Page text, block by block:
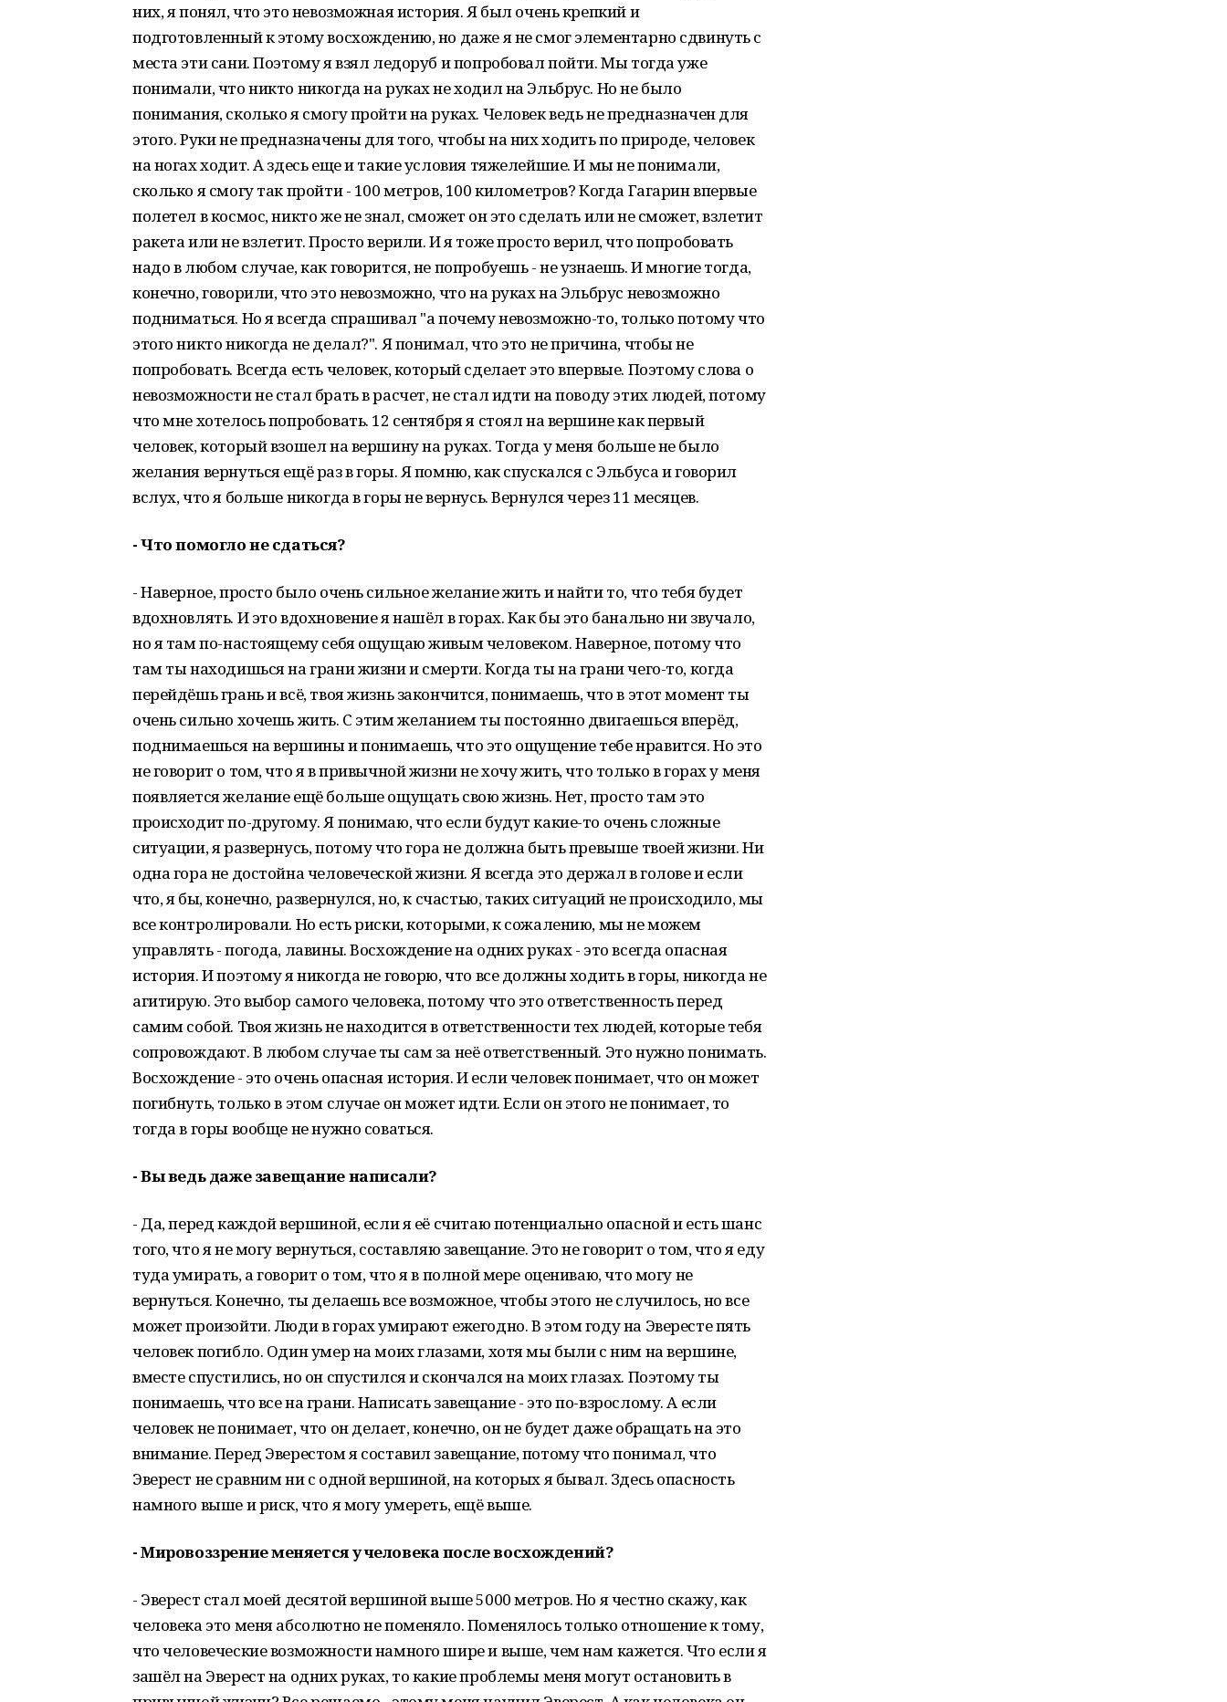
них, я понял, что это невозможная история. Я был очень крепкий и
подготовленный к этому восхождению, но даже я не смог элементарно сдвинуть с
места эти сани. Поэтому я взял ледоруб и попробовал пойти. Мы тогда уже
понимали, что никто никогда на руках не ходил на Эльбрус. Но не было
понимания, сколько я смогу пройти на руках. Человек ведь не предназначен для
этого. Руки не предназначены для того, чтобы на них ходить по природе, человек
на ногах ходит. А здесь еще и такие условия тяжелейшие. И мы не понимали,
сколько я смогу так пройти - 100 метров, 100 километров? Когда Гагарин впервые
полетел в космос, никто же не знал, сможет он это сделать или не сможет, взлетит
ракета или не взлетит. Просто верили. И я тоже просто верил, что попробовать
надо в любом случае, как говорится, не попробуешь - не узнаешь. И многие тогда,
конечно, говорили, что это невозможно, что на руках на Эльбрус невозможно
подниматься. Но я всегда спрашивал "а почему невозможно-то, только потому что
этого никто никогда не делал?". Я понимал, что это не причина, чтобы не
попробовать. Всегда есть человек, который сделает это впервые. Поэтому слова о
невозможности не стал брать в расчет, не стал идти на поводу этих людей, потому
что мне хотелось попробовать. 12 сентября я стоял на вершине как первый
человек, который взошел на вершину на руках. Тогда у меня больше не было
желания вернуться ещё раз в горы. Я помню, как спускался с Эльбуса и говорил
вслух, что я больше никогда в горы не вернусь. Вернулся через 11 месяцев.
- Что помогло не сдаться?
- Наверное, просто было очень сильное желание жить и найти то, что тебя будет
вдохновлять. И это вдохновение я нашёл в горах. Как бы это банально ни звучало,
но я там по-настоящему себя ощущаю живым человеком. Наверное, потому что
там ты находишься на грани жизни и смерти. Когда ты на грани чего-то, когда
перейдёшь грань и всё, твоя жизнь закончится, понимаешь, что в этот момент ты
очень сильно хочешь жить. С этим желанием ты постоянно двигаешься вперёд,
поднимаешься на вершины и понимаешь, что это ощущение тебе нравится. Но это
не говорит о том, что я в привычной жизни не хочу жить, что только в горах у меня
появляется желание ещё больше ощущать свою жизнь. Нет, просто там это
происходит по-другому. Я понимаю, что если будут какие-то очень сложные
ситуации, я развернусь, потому что гора не должна быть превыше твоей жизни. Ни
одна гора не достойна человеческой жизни. Я всегда это держал в голове и если
что, я бы, конечно, развернулся, но, к счастью, таких ситуаций не происходило, мы
все контролировали. Но есть риски, которыми, к сожалению, мы не можем
управлять - погода, лавины. Восхождение на одних руках - это всегда опасная
история. И поэтому я никогда не говорю, что все должны ходить в горы, никогда не
агитирую. Это выбор самого человека, потому что это ответственность перед
самим собой. Твоя жизнь не находится в ответственности тех людей, которые тебя
сопровождают. В любом случае ты сам за неё ответственный. Это нужно понимать.
Восхождение - это очень опасная история. И если человек понимает, что он может
погибнуть, только в этом случае он может идти. Если он этого не понимает, то
тогда в горы вообще не нужно соваться.
- Вы ведь даже завещание написали?
- Да, перед каждой вершиной, если я её считаю потенциально опасной и есть шанс
того, что я не могу вернуться, составляю завещание. Это не говорит о том, что я еду
туда умирать, а говорит о том, что я в полной мере оцениваю, что могу не
вернуться. Конечно, ты делаешь все возможное, чтобы этого не случилось, но все
может произойти. Люди в горах умирают ежегодно. В этом году на Эвересте пять
человек погибло. Один умер на моих глазами, хотя мы были с ним на вершине,
вместе спустились, но он спустился и скончался на моих глазах. Поэтому ты
понимаешь, что все на грани. Написать завещание - это по-взрослому. А если
человек не понимает, что он делает, конечно, он не будет даже обращать на это
внимание. Перед Эверестом я составил завещание, потому что понимал, что
Эверест не сравним ни с одной вершиной, на которых я бывал. Здесь опасность
намного выше и риск, что я могу умереть, ещё выше.
- Мировоззрение меняется у человека после восхождений?
- Эверест стал моей десятой вершиной выше 5000 метров. Но я честно скажу, как
человека это меня абсолютно не поменяло. Поменялось только отношение к тому,
что человеческие возможности намного шире и выше, чем нам кажется. Что если я
зашёл на Эверест на одних руках, то какие проблемы меня могут остановить в